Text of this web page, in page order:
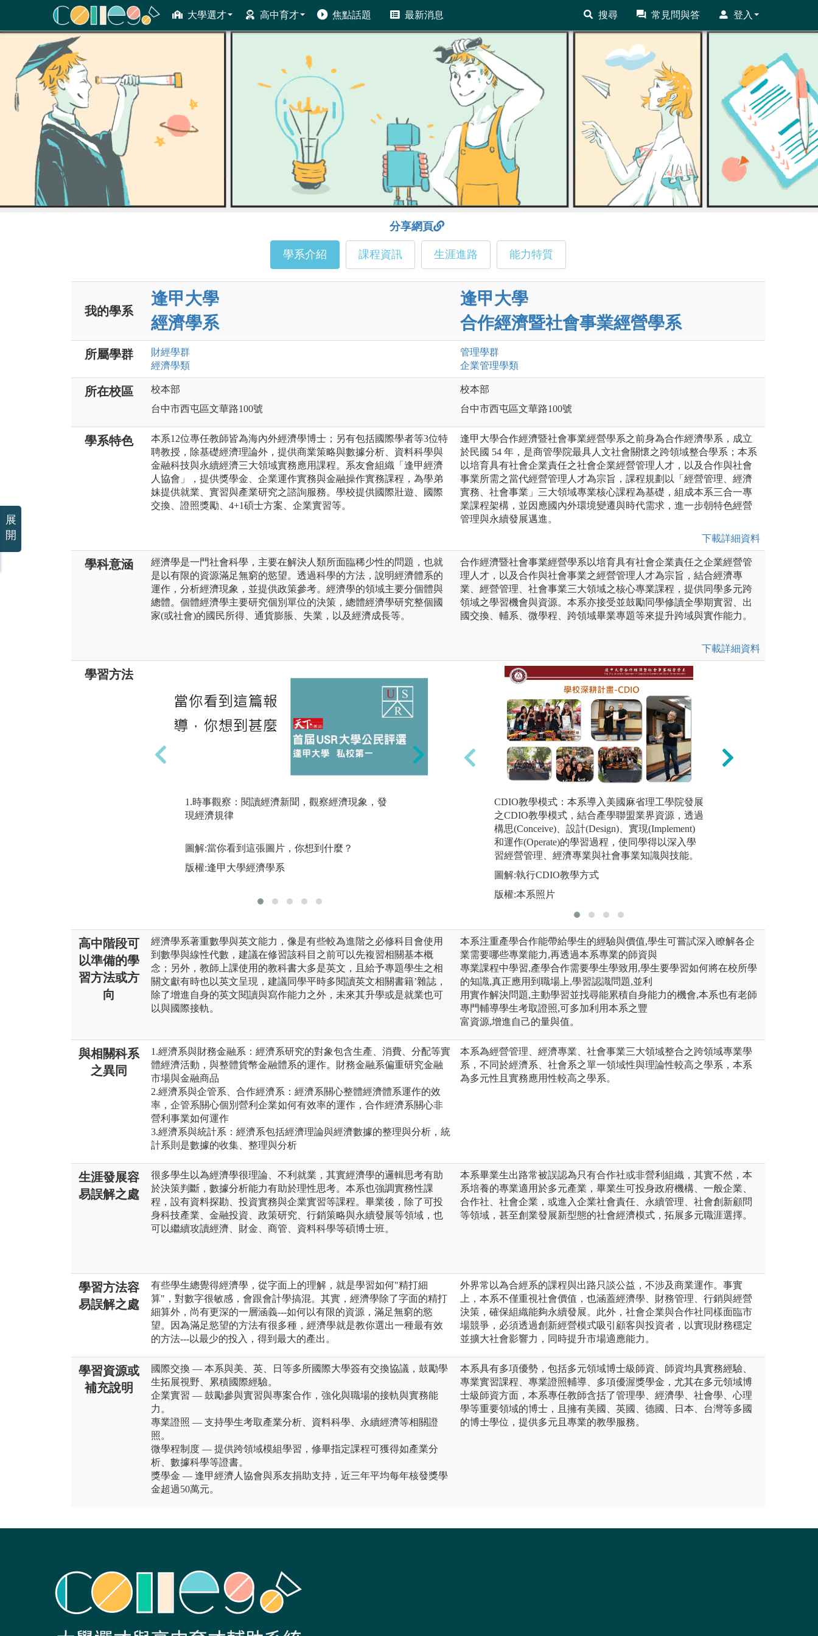
大學選才 高中育才 焦點話題 最新消息 搜尋 常見問與答 登入
ColleGo! 大學選才與高中育才輔助系統
分享網頁
學系介紹 課程資訊 生涯進路 能力特質
我的學系
逢甲大學
經濟學系
逢甲大學
合作經濟暨社會事業經營學系
所屬學群 財經學群
經濟學類
管理學群
企業管理學類
所在校區
校本部
台中市西屯區文華路100號
校本部
台中市西屯區文華路100號
學系特色
本系12位專任教師皆為海內外經濟學博士；另有包括國際學者等3位特
聘教授，除基礎經濟理論外，提供商業策略與數據分析、資料科學與
金融科技與永續經濟三大領域實務應用課程。系友會組織「逢甲經濟
人協會」，提供獎學金、企業運作實務與金融操作實務課程，為學弟
妹提供就業、實習與產業研究之諮詢服務。學校提供國際壯遊、國際
交換、證照獎勵、4+1碩士方案、企業實習等。
逢甲大學合作經濟暨社會事業經營學系之前身為合作經濟學系，成立
於民國 54 年，是商管學院最具人文社會關懷之跨領域整合學系；本系
以培育具有社會企業責任之社會企業經營管理人才，以及合作與社會
事業所需之當代經營管理人才為宗旨，課程規劃以「經營管理、經濟
實務、社會事業」三大領域專業核心課程為基礎，組成本系三合一專
業課程架構，並因應國內外環境變遷與時代需求，進一步朝特色經營
管理與永續發展邁進。
下載詳細資料
學科意涵
經濟學是一門社會科學，主要在解決人類所面臨稀少性的問題，也就
是以有限的資源滿足無窮的慾望。透過科學的方法，說明經濟體系的
運作，分析經濟現象，並提供政策參考。經濟學的領域主要分個體與
總體。個體經濟學主要研究個別單位的決策，總體經濟學研究整個國
家(或社會)的國民所得、通貨膨脹、失業，以及經濟成長等。
合作經濟暨社會事業經營學系以培育具有社會企業責任之企業經營管
理人才，以及合作與社會事業之經營管理人才為宗旨，結合經濟專
業、經營管理、社會事業三大領域之核心專業課程，提供同學多元跨
領域之學習機會與資源。本系亦接受並鼓勵同學修讀全學期實習、出
國交換、輔系、微學程、跨領域畢業專題等來提升跨域與實作能力。
下載詳細資料
學習方法
1.時事觀察：閱讀經濟新聞，觀察經濟現象，發
現經濟規律
圖解:當你看到這張圖片，你想到什麼？
版權:逢甲大學經濟學系
2.邏輯思考：
a.演繹法：由普遍規則得具體結論
b.歸納法：觀察現象，據以找出普遍規律
圖解:雞生蛋或蛋生雞之因果關係
版權:逢甲大學經濟學系
CDIO教學模式：本系導入美國麻省理工學院發展
之CDIO教學模式，結合產學聯盟業界資源，透過
構思(Conceive)、設計(Design)、實現(Implement)
和運作(Operate)的學習過程，使同學得以深入學
習經營管理、經濟專業與社會事業知識與技能。
圖解:執行CDIO教學方式
版權:本系照片
高中階段可
以準備的學
習方法或方
向
經濟學系著重數學與英文能力，像是有些較為進階之必修科目會使用
到數學與線性代數，建議在修習該科目之前可以先複習相關基本概
念；另外，教師上課使用的教科書大多是英文，且給予專題學生之相
關文獻有時也以英文呈現，建議同學平時多閱讀英文相關書籍’雜誌，
除了增進自身的英文閱讀與寫作能力之外，未來其升學或是就業也可
以與國際接軌。
本系注重產學合作能帶給學生的經驗與價值,學生可嘗試深入瞭解各企
業需要哪些專業能力,再透過本系專業的師資與
專業課程中學習,產學合作需要學生學致用,學生要學習如何將在校所學
的知識,真正應用到職場上,學習認識問題,並利
用實作解決問題,主動學習並找尋能累積自身能力的機會,本系也有老師
專門輔導學生考取證照,可多加利用本系之豐
富資源,增進自己的量與值。
與相關科系
之異同
1.經濟系與財務金融系：經濟系研究的對象包含生產、消費、分配等實
體經濟活動，與整體貨幣金融體系的運作。財務金融系偏重研究金融
市場與金融商品
2.經濟系與企管系、合作經濟系：經濟系關心整體經濟體系運作的效
率，企管系關心個別營利企業如何有效率的運作，合作經濟系關心非
營利事業如何運作
3.經濟系與統計系：經濟系包括經濟理論與經濟數據的整理與分析，統
計系則是數據的收集、整理與分析
本系為經營管理、經濟專業、社會事業三大領域整合之跨領域專業學
系，不同於經濟系、社會系之單一領域性與理論性較高之學系，本系
為多元性且實務應用性較高之學系。
生涯發展容
易誤解之處
很多學生以為經濟學很理論、不利就業，其實經濟學的邏輯思考有助
於決策判斷，數據分析能力有助於理性思考。本系也強調實務性課
程，設有資料探勘、投資實務與企業實習等課程。畢業後，除了可投
身科技產業、金融投資、政策研究、行銷策略與永續發展等領域，也
可以繼續攻讀經濟、財金、商管、資料科學等碩博士班。
本系畢業生出路常被誤認為只有合作社或非營利組織，其實不然，本
系培養的專業適用於多元產業，畢業生可投身政府機構、一般企業、
合作社、社會企業，或進入企業社會責任、永續管理、社會創新顧問
等領域，甚至創業發展新型態的社會經濟模式，拓展多元職涯選擇。
學習方法容
易誤解之處
有些學生總覺得經濟學，從字面上的理解，就是學習如何"精打細
算"，對數字很敏感，會跟會計學搞混。其實，經濟學除了字面的精打
細算外，尚有更深的一層涵義---如何以有限的資源，滿足無窮的慾
望。因為滿足慾望的方法有很多種，經濟學就是教你選出一種最有效
的方法---以最少的投入，得到最大的產出。
外界常以為合經系的課程與出路只談公益，不涉及商業運作。事實
上，本系不僅重視社會價值，也涵蓋經濟學、財務管理、行銷與經營
決策，確保組織能夠永續發展。此外，社會企業與合作社同樣面臨市
場競爭，必須透過創新經營模式吸引顧客與投資者，以實現財務穩定
並擴大社會影響力，同時提升市場適應能力。
學習資源或
補充說明
國際交換 — 本系與美、英、日等多所國際大學簽有交換協議，鼓勵學
生拓展視野、累積國際經驗。
企業實習 — 鼓勵參與實習與專案合作，強化與職場的接軌與實務能
力。
專業證照 — 支持學生考取產業分析、資料科學、永續經濟等相關證
照。
微學程制度 — 提供跨領域模組學習，修畢指定課程可獲得如產業分
析、數據科學等證書。
獎學金 — 逢甲經濟人協會與系友捐助支持，近三年平均每年核發獎學
金超過50萬元。
本系具有多項優勢，包括多元領域博士級師資、師資均具實務經驗、
專業實習課程、專業證照輔導、多項優渥獎學金，尤其在多元領域博
士級師資方面，本系專任教師含括了管理學、經濟學、社會學、心理
學等重要領域的博士，且擁有美國、英國、德國、日本、台灣等多國
的博士學位，提供多元且專業的教學服務。
展
開